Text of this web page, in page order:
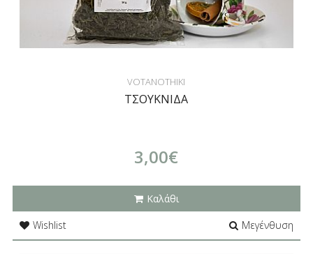
VOTANOTHIKI
ΤΣΟΥΚΝΙΔΑ
3,00€
Καλάθι
Wishlist
Μεγένθυση